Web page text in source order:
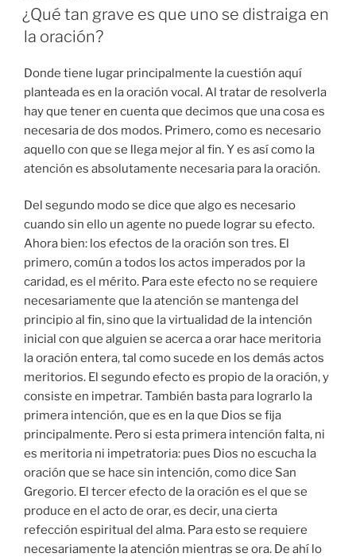
EL
¿Qué tan grave es que uno se distraiga en
la oración?
Donde tiene lugar principalmente la cuestión aquí
planteada es en la oración vocal. Al tratar de resolverla
hay que tener en cuenta que decimos que una cosa es
necesaria de dos modos. Primero, como es necesario
aquello con que se llega mejor al fin. Y es así como la
atención es absolutamente necesaria para la oración.
Del segundo modo se dice que algo es necesario
cuando sin ello un agente no puede lograr su efecto.
Ahora bien: los efectos de la oración son tres. El
primero, común a todos los actos imperados por la
caridad, es el mérito. Para este efecto no se requiere
necesariamente que la atención se mantenga del
principio al fin, sino que la virtualidad de la intención
inicial con que alguien se acerca a orar hace meritoria
la oración entera, tal como sucede en los demás actos
meritorios. El segundo efecto es propio de la oración, y
consiste en impetrar. También basta para lograrlo la
primera intención, que es en la que Dios se fija
principalmente. Pero si esta primera intención falta, ni
es meritoria ni impetratoria: pues Dios no escucha la
oración que se hace sin intención, como dice San
Gregorio. El tercer efecto de la oración es el que se
produce en el acto de orar, es decir, una cierta
refección espiritual del alma. Para esto se requiere
necesariamente la atención mientras se ora. De ahí lo